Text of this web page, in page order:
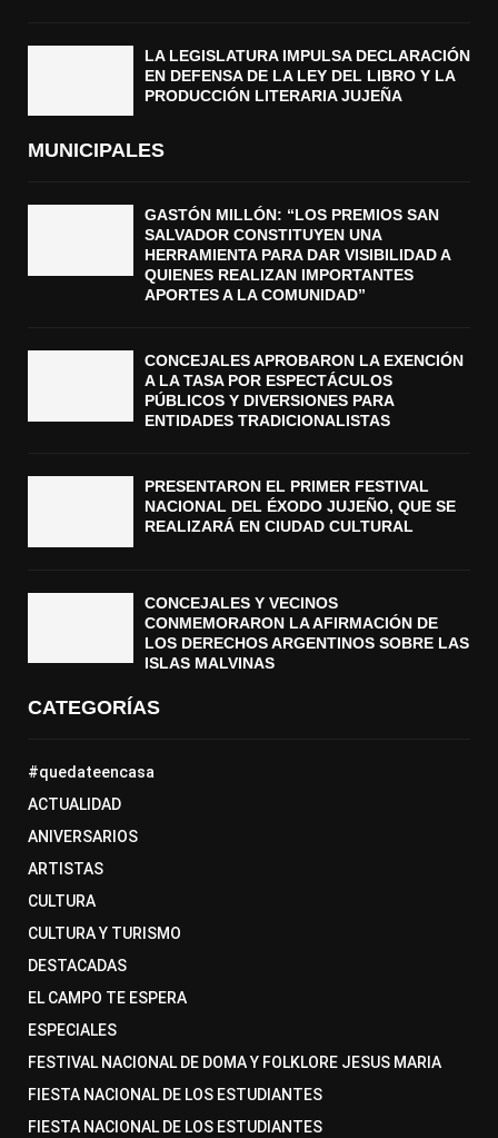
LA LEGISLATURA IMPULSA DECLARACIÓN
EN DEFENSA DE LA LEY DEL LIBRO Y LA
PRODUCCIÓN LITERARIA JUJEÑA
MUNICIPALES
GASTÓN MILLÓN: “LOS PREMIOS SAN
SALVADOR CONSTITUYEN UNA
HERRAMIENTA PARA DAR VISIBILIDAD A
QUIENES REALIZAN IMPORTANTES
APORTES A LA COMUNIDAD”
CONCEJALES APROBARON LA EXENCIÓN
A LA TASA POR ESPECTÁCULOS
PÚBLICOS Y DIVERSIONES PARA
ENTIDADES TRADICIONALISTAS
PRESENTARON EL PRIMER FESTIVAL
NACIONAL DEL ÉXODO JUJEÑO, QUE SE
REALIZARÁ EN CIUDAD CULTURAL
CONCEJALES Y VECINOS
CONMEMORARON LA AFIRMACIÓN DE
LOS DERECHOS ARGENTINOS SOBRE LAS
ISLAS MALVINAS
CATEGORÍAS
#quedateencasa
ACTUALIDAD
ANIVERSARIOS
ARTISTAS
CULTURA
CULTURA Y TURISMO
DESTACADAS
EL CAMPO TE ESPERA
ESPECIALES
FESTIVAL NACIONAL DE DOMA Y FOLKLORE JESUS MARIA
FIESTA NACIONAL DE LOS ESTUDIANTES
FIESTA NACIONAL DE LOS ESTUDIANTES